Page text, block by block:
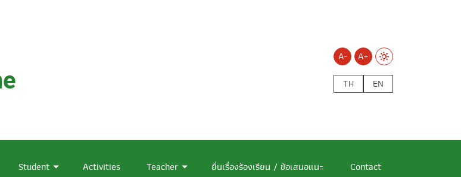
A-
A+
TH
EN
Student Activities Teacher ยื่นเรื่องร้องเรียน / ข้อเสนอแนะ Contact